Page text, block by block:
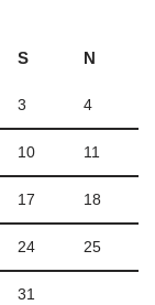
S N
3 4
10 11
17 18
24 25
31